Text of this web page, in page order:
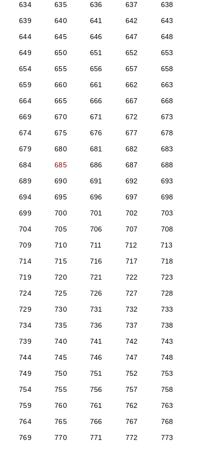
634
635 636 637
638
639
640 641 642
643
644
645 646 647
648
649
650 651 652
653
654
655 656 657
658
659
660 661 662
663
664
665 666 667
668
669
670 671 672
673
674
675 676 677
678
679
680 681 682
683
684
685 686 687
688
689
690 691 692
693
694
695 696 697
698
699
700 701 702
703
704
705 706 707
708
709
710 711 712
713
714
715 716 717
718
719
720 721 722
723
724
725 726 727
728
729
730 731 732
733
734
735 736 737
738
739
740 741 742
743
744
745 746 747
748
749
750 751 752
753
754
755 756 757
758
759
760 761 762
763
764
765 766 767
768
769
770 771 772
773